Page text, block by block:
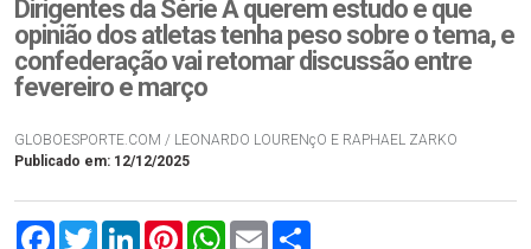
Dirigentes da Série A querem estudo e que
opinião dos atletas tenha peso sobre o tema, e
confederação vai retomar discussão entre
fevereiro e março
GLOBOESPORTE.COM / LEONARDO LOURENçO E RAPHAEL ZARKO
Publicado em: 12/12/2025
FacebookTwitterLinkedInPinterestWhatsApp
Email